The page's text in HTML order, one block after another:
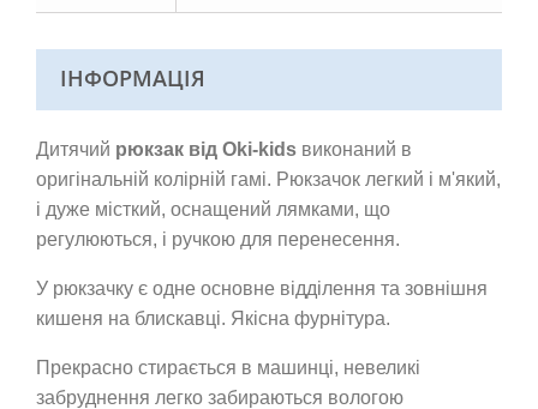
ІНФОРМАЦІЯ
Дитячий рюкзак від Oki-kids виконаний в
оригінальній колірній гамі. Рюкзачок легкий і м'який,
і дуже місткий, оснащений лямками, що
регулюються, і ручкою для перенесення.
У рюкзачку є одне основне відділення та зовнішня
кишеня на блискавці. Якісна фурнітура.
Прекрасно стирається в машинці, невеликі
забруднення легко забираються вологою